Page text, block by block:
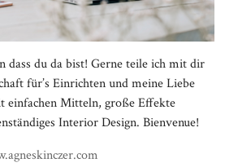
dass du da bist! Gerne teile ich mit dir
für’s Einrichten und meine Liebe
einfachen Mitteln, große Effekte
Interior Design. Bienvenue!